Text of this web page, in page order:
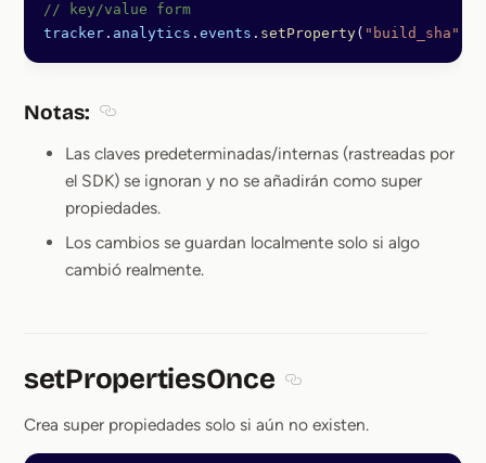
// key/value form
tracker . analytics . events . setProperty( "build_sha"
Notas:
Las claves predeterminadas/internas (rastreadas por
el SDK) se ignoran y no se añadirán como super
propiedades.
Los cambios se guardan localmente solo si algo
cambió realmente.
setPropertiesOnce
Crea super propiedades solo si aún no existen.